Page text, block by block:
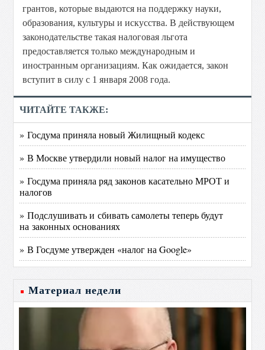
грантов, которые выдаются на поддержку науки,
образования, культуры и искусства. В действующем
законодательстве такая налоговая льгота
предоставляется только международным и
иностранным организациям. Как ожидается, закон
вступит в силу с 1 января 2008 года.
ЧИТАЙТЕ ТАКЖЕ:
» Госдума приняла новый Жилищный кодекс
» В Москве утвердили новый налог на имущество
» Госдума приняла ряд законов касательно МРОТ и
налогов
» Подслушивать и сбивать самолеты теперь будут
на законных основаниях
» В Госдуме утвержден «налог на Google»
Материал недели